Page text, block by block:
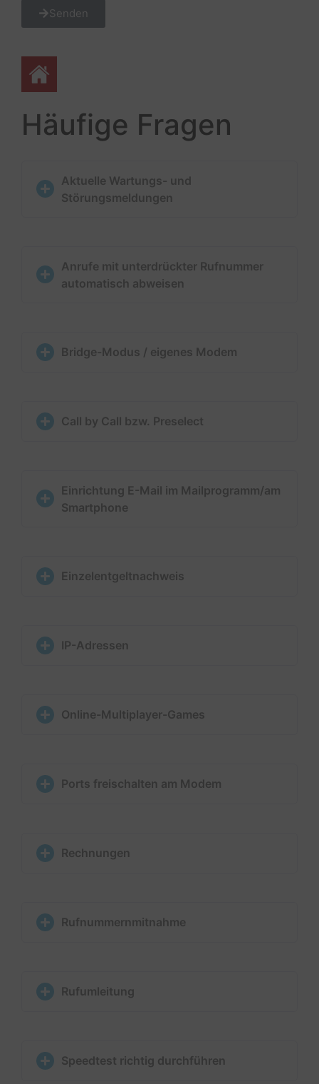
Häufige Fragen
Aktuelle Wartungs- und
Störungsmeldungen
Anrufe mit unterdrückter Rufnummer
automatisch abweisen
Bridge-Modus / eigenes Modem
Call by Call bzw. Preselect
Einrichtung E-Mail im Mailprogramm/am
Smartphone
Einzelentgeltnachweis
IP-Adressen
Online-Multiplayer-Games
Ports freischalten am Modem
Rechnungen
Rufnummernmitnahme
Rufumleitung
Speedtest richtig durchführen
Senden